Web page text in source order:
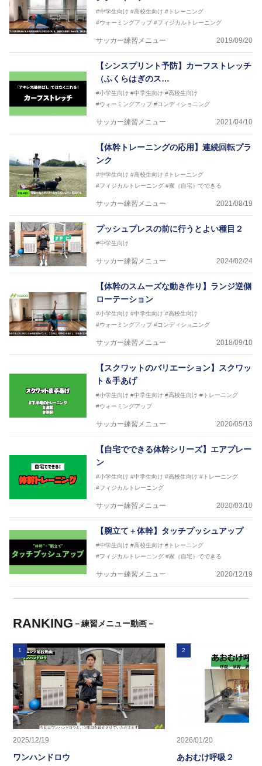
#中学生向け #高校生向け #トレーニング
#ウォーミングアップ #フィジカルトレーニング
サッカー練習メニュー 2019/09/20
【シンスプリント予防】カーフストレッチ
（ふくらはぎのス…
#小学生向け #中学生向け #高校生向け
#ウォーミングアップ #コンディショニング
サッカー練習メニュー 2021/04/10
【体幹トレーニングの応用】連続回転プラ
ンク
#中学生向け #高校生向け #トレーニング
#フィジカルトレーニング #家（自宅）でできる
サッカー練習メニュー 2021/08/19
プッシュプレスの前に行うとよい種目２
#中学生向け
サッカー練習メニュー 2024/02/24
【体幹のスムーズな動き作り】ランジ逆側
ローテーション
#小学生向け #中学生向け #高校生向け
#ウォーミングアップ #コンディショニング
サッカー練習メニュー 2018/09/10
【スクワットのバリエーション】スクワッ
ト＆手あげ
#小学生向け #中学生向け #高校生向け #トレーニング
#ウォーミングアップ
サッカー練習メニュー 2020/05/13
【自宅でできる体幹シリーズ】エアプレー
ン
#小学生向け #中学生向け #高校生向け #トレーニング
#フィジカルトレーニング
サッカー練習メニュー 2020/03/10
【腕立て＋体幹】タッチプッシュアップ
#中学生向け #高校生向け #トレーニング
#フィジカルトレーニング #家（自宅）でできる
サッカー練習メニュー 2020/12/19
RANKING －練習メニュー動画－
1
2025/12/19
ワンハンドロウ
2
2026/01/20
あおむけ呼吸２